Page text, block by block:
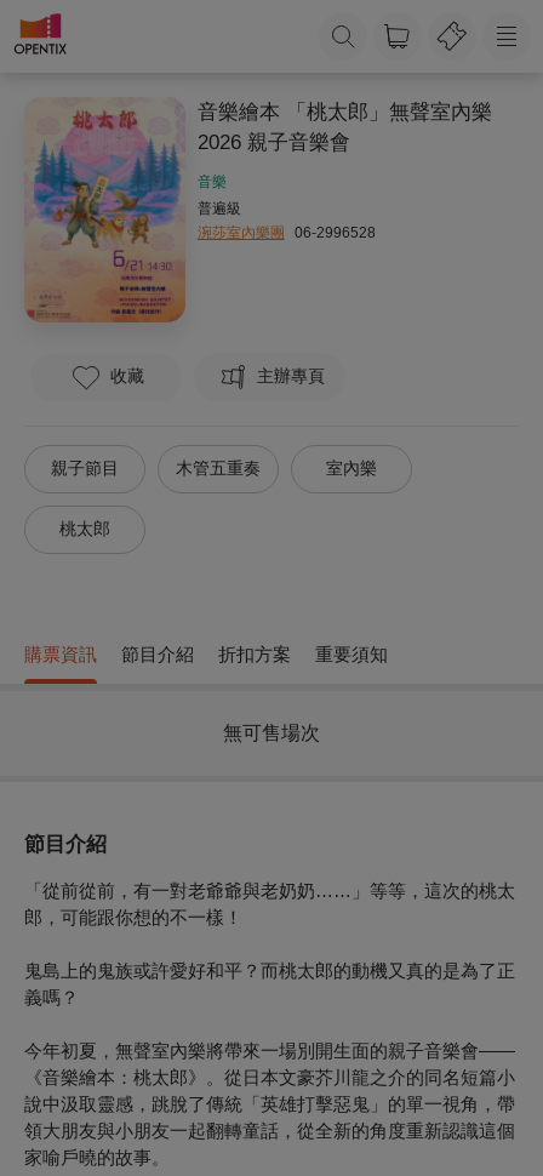
音樂繪本 「桃太郎」無聲室內樂
2026 親子音樂會
音樂
普遍級
涴莎室內樂團
06-2996528
收藏 主辦專頁
親子節目 木管五重奏 室內樂
桃太郎
購票資訊 節目介紹 折扣方案 重要須知
無可售場次
節目介紹
「從前從前，有一對老爺爺與老奶奶……」等等，這次的桃太
郎，可能跟你想的不一樣！
鬼島上的鬼族或許愛好和平？而桃太郎的動機又真的是為了正
義嗎？
今年初夏，無聲室內樂將帶來一場別開生面的親子音樂會——
《音樂繪本：桃太郎》。從日本文豪芥川龍之介的同名短篇小
說中汲取靈感，跳脫了傳統「英雄打擊惡鬼」的單一視角，帶
領大朋友與小朋友一起翻轉童話，從全新的角度重新認識這個
家喻戶曉的故事。